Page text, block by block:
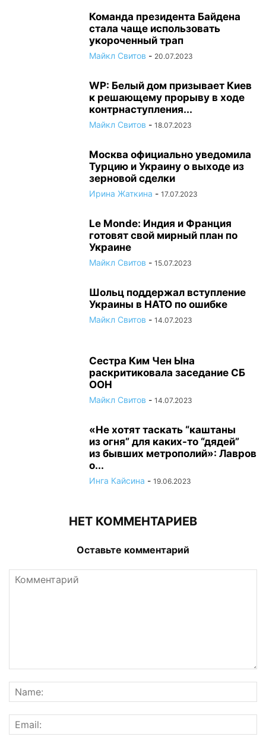
Команда президента Байдена
стала чаще использовать
укороченный трап
Майкл Свитов - 20.07.2023
WP: Белый дом призывает Киев
к решающему прорыву в ходе
контрнаступления...
Майкл Свитов - 18.07.2023
Москва официально уведомила
Турцию и Украину о выходе из
зерновой сделки
Ирина Жаткина - 17.07.2023
Le Monde: Индия и Франция
готовят свой мирный план по
Украине
Майкл Свитов - 15.07.2023
Шольц поддержал вступление
Украины в НАТО по ошибке
Майкл Свитов - 14.07.2023
Сестра Ким Чен Ына
раскритиковала заседание СБ
ООН
Майкл Свитов - 14.07.2023
«Не хотят таскать “каштаны
из огня” для каких-то “дядей”
из бывших метрополий»: Лавров
о...
Инга Кайсина - 19.06.2023
НЕТ КОММЕНТАРИЕВ
Оставьте комментарий